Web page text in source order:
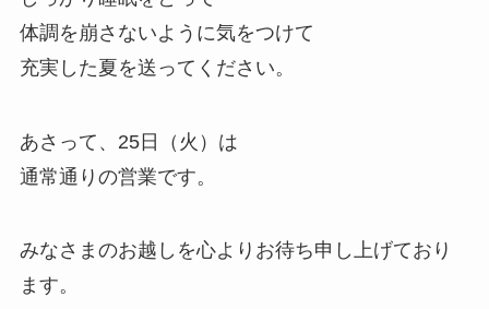
体調を崩さないように気をつけて
充実した夏を送ってください。
あさって、25日（火）は
通常通りの営業です。
みなさまのお越しを心よりお待ち申し上げており
ます。